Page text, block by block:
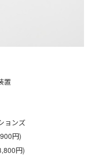
置
ョンズ
円)
円)